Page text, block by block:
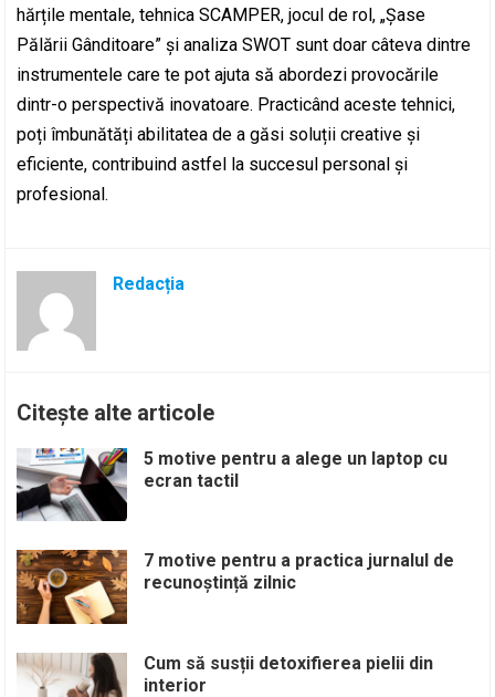
hărțile mentale, tehnica SCAMPER, jocul de rol, „Șase
Pălării Gânditoare” și analiza SWOT sunt doar câteva dintre
instrumentele care te pot ajuta să abordezi provocările
dintr-o perspectivă inovatoare. Practicând aceste tehnici,
poți îmbunătăți abilitatea de a găsi soluții creative și
eficiente, contribuind astfel la succesul personal și
profesional.
Redacția
Citește alte articole
5 motive pentru a alege un laptop cu
ecran tactil
7 motive pentru a practica jurnalul de
recunoștință zilnic
Cum să susții detoxifierea pielii din
interior